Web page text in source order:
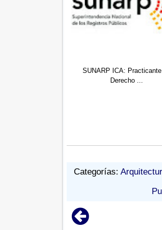
SUNARP ICA:
Derecho ...
Categorías: